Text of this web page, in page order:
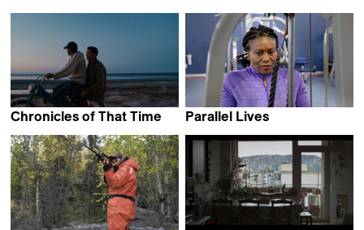
Chronicles of That Time
Raphaël Cuomo
Parallel Lives